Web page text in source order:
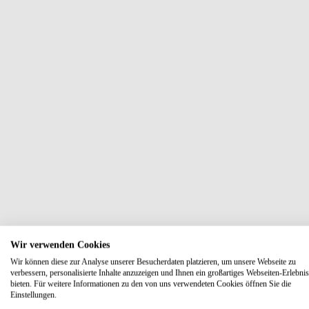
Wir verwenden Cookies
Wir können diese zur Analyse unserer Besucherdaten platzieren, um unsere Webseite zu
verbessern, personalisierte Inhalte anzuzeigen und Ihnen ein großartiges Webseiten-
bieten. Für weitere Informationen zu den von uns verwendeten Cookies öffnen Sie die
Einstellungen.